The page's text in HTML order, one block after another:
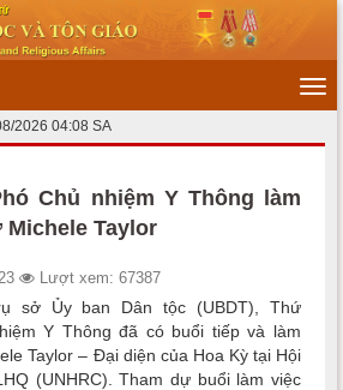
2026 04:08 SA
Chủ nhiệm Y Thông làm
Taylor
Lượt xem: 67387
sở Ủy ban Dân tộc (UBDT), Thứ
Y Thông đã có buổi tiếp và làm
Taylor – Đại diện của Hoa Kỳ tại Hội
(UNHRC). Tham dự buổi làm việc